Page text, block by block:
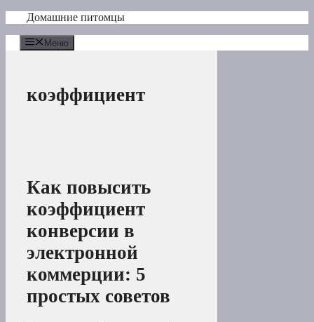
Перейти
содержимому
Домашние питомцы
Меню
коэффициент
Как повысить
коэффициент
конверсии в
электронной
коммерции: 5
простых советов